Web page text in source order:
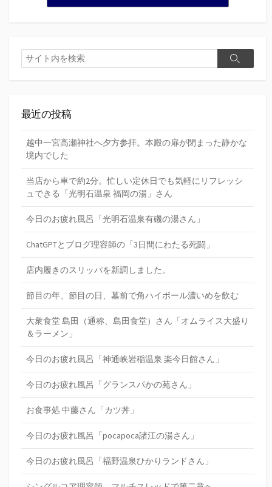
検
索
検
最近の投稿
越中一宮高瀬神社へ夕方参拝。本殿の扉が閉まった静かな
境内でした
当店から車で約2分。忙しい定休日でも気軽にリフレッシ
ュできる「光明石温泉 福岡の湯」さん
今日のお疲れ風呂「光明石温泉有磯の湯さん」
ChatGPTとブログ理容師の「3日間にわたる死闘」
店内履きのスリッパを新調しました。
節目の年、節目の日、墓前で角ハイボール濃いめを飲む
大衆食堂 島田（通称、島田食堂）さん「オムライス大盛り
＆ラーメン」
今日のお疲れ風呂「神通峡岩稲温泉 楽今日館さん」
今日のお疲れ風呂「グランスパかの苑さん」
お食事処 中藤さん「カツ丼」
今日のお疲れ風呂「pocapoca諸江の湯さん」
今日のお疲れ風呂「福野温泉ひかりランドさん」